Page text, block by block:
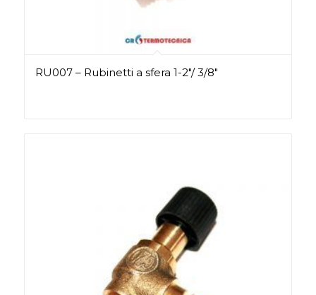
RU007 – Rubinetti a sfera 1-2″/ 3/8″